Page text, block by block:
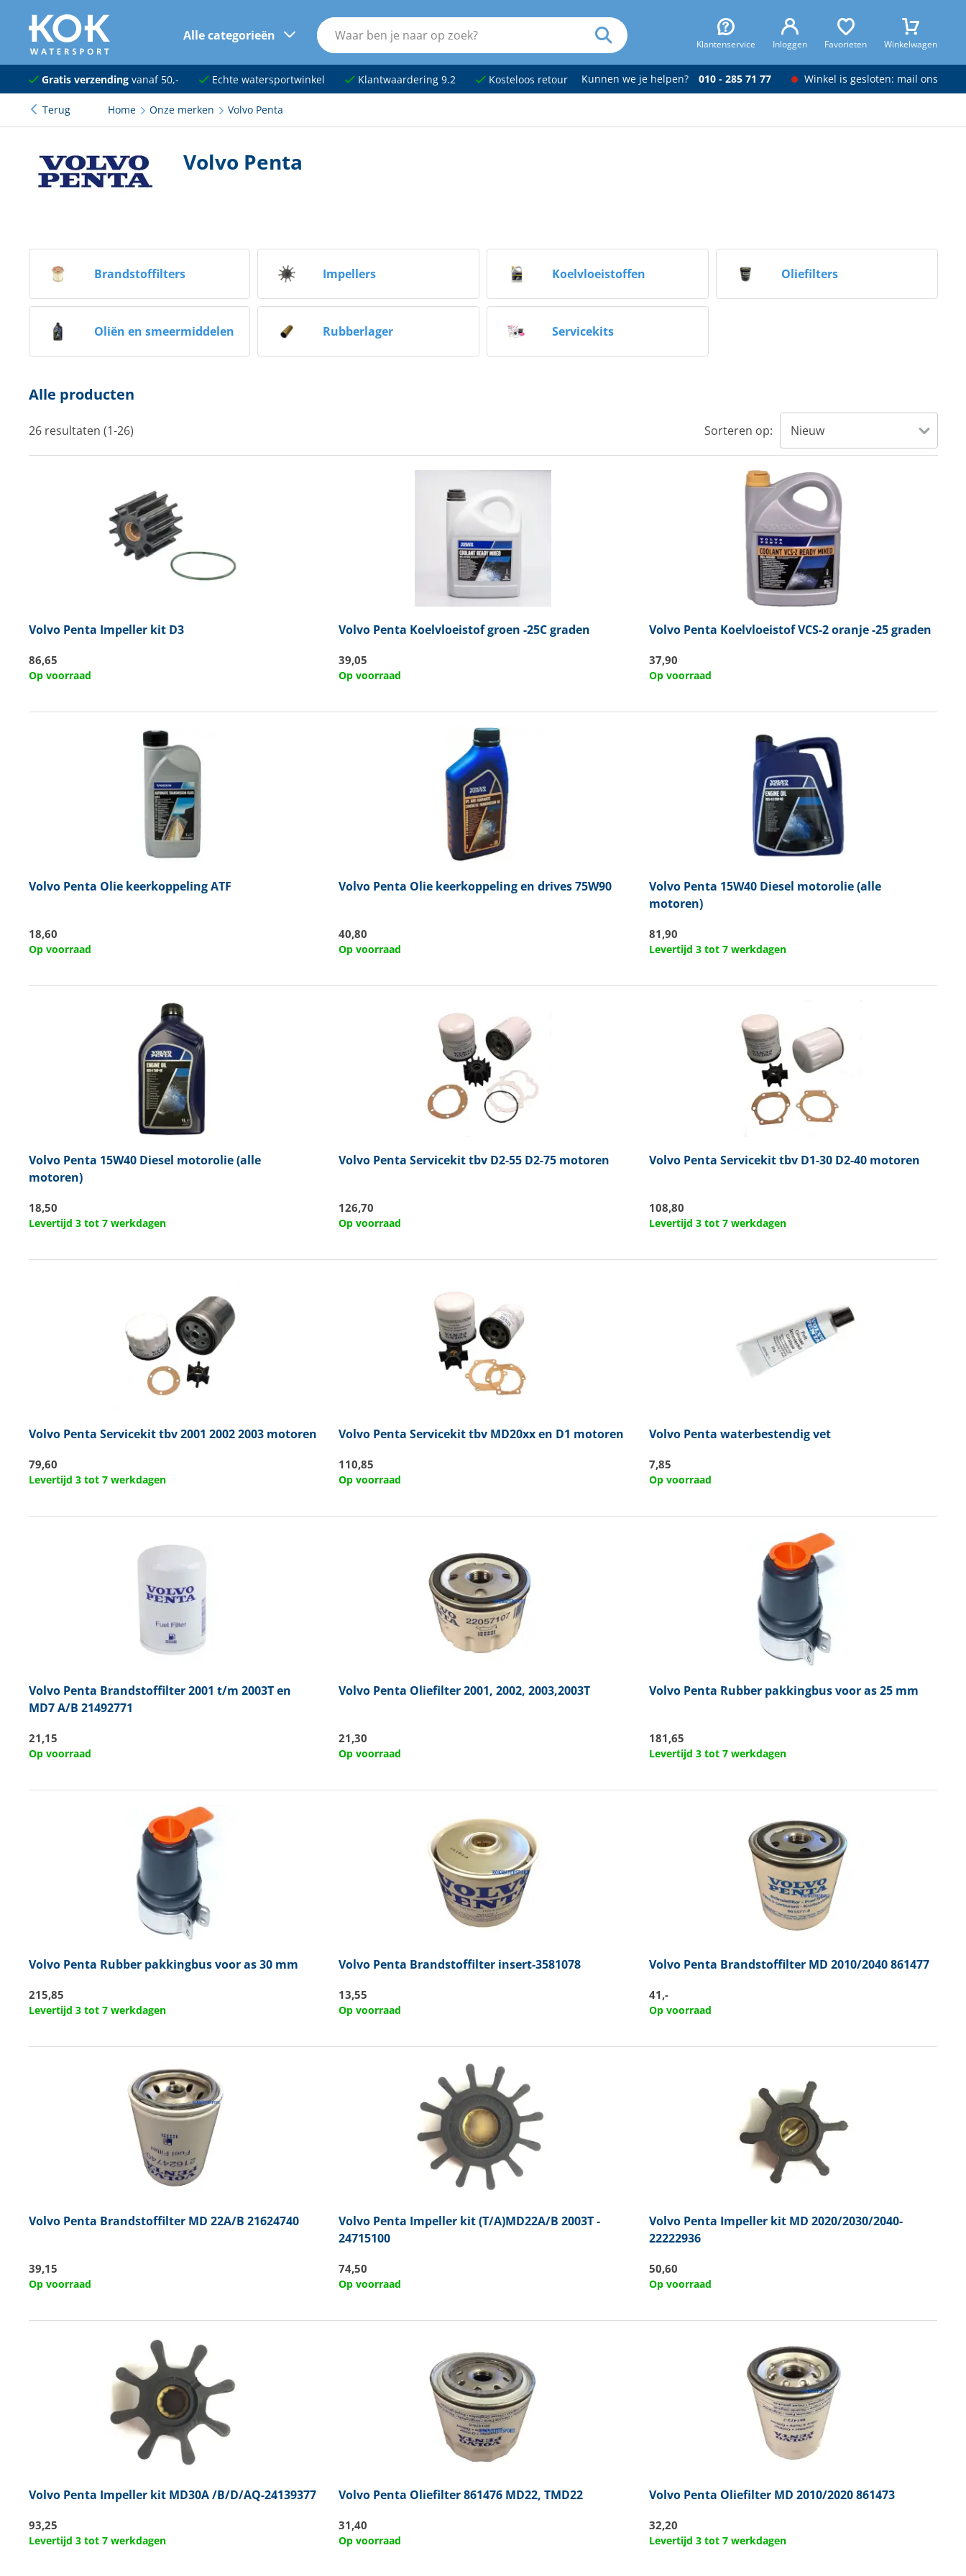
naar hoofdinhoud
Alle categorieën
Klantenservice Inloggen Favorieten Winkelwagen
Navigatie
Dekuitrusting
Onderhoud en verf
Sanitair
Kajuit en kombuis
Techniek en motor
Veiligheid
Boten, toebehoren en fun
Gratis verzendingvanaf 50,- Echte watersportwinkel Klantwaardering 9.2 Kosteloos retour Kunnen we je helpen? 010 - 285 71 77 Winkel is gesloten: mail ons
Terug Home Onze merken Volvo Penta
Volvo Penta
Brandstoffilters Impellers Koelvloeistoffen Oliefilters
Oliën en smeermiddelen Rubberlager Servicekits
Alle producten
26 resultaten (1-26) Sorteren op:
Volvo Penta Impeller kit D3
86,65
Op voorraad
Volvo Penta Koelvloeistof groen -25C graden
39,05
Op voorraad
Volvo Penta Koelvloeistof VCS-2 oranje -25 graden
37,90
Op voorraad
Volvo Penta Olie keerkoppeling ATF
18,60
Op voorraad
Volvo Penta Olie keerkoppeling en drives 75W90
40,80
Op voorraad
Volvo Penta 15W40 Diesel motorolie (alle
motoren)
81,90
Levertijd 3 tot 7 werkdagen
Volvo Penta 15W40 Diesel motorolie (alle
motoren)
18,50
Levertijd 3 tot 7 werkdagen
Volvo Penta Servicekit tbv D2-55 D2-75 motoren
126,70
Op voorraad
Volvo Penta Servicekit tbv D1-30 D2-40 motoren
108,80
Levertijd 3 tot 7 werkdagen
Volvo Penta Servicekit tbv 2001 2002 2003 motoren
79,60
Levertijd 3 tot 7 werkdagen
Volvo Penta Servicekit tbv MD20xx en D1 motoren
110,85
Op voorraad
Volvo Penta waterbestendig vet
7,85
Op voorraad
Volvo Penta Brandstoffilter 2001 t/m 2003T en
MD7 A/B 21492771
21,15
Op voorraad
Volvo Penta Oliefilter 2001, 2002, 2003,2003T
21,30
Op voorraad
Volvo Penta Rubber pakkingbus voor as 25 mm
181,65
Levertijd 3 tot 7 werkdagen
Volvo Penta Rubber pakkingbus voor as 30 mm
215,85
Levertijd 3 tot 7 werkdagen
Volvo Penta Brandstoffilter insert-3581078
13,55
Op voorraad
Volvo Penta Brandstoffilter MD 2010/2040 861477
41,-
Op voorraad
Volvo Penta Brandstoffilter MD 22A/B 21624740
39,15
Op voorraad
Volvo Penta Impeller kit (T/A)MD22A/B 2003T -
24715100
74,50
Op voorraad
Volvo Penta Impeller kit MD 2020/2030/2040-
22222936
50,60
Op voorraad
Volvo Penta Impeller kit MD30A /B/D/AQ-24139377
93,25
Levertijd 3 tot 7 werkdagen
Volvo Penta Oliefilter 861476 MD22, TMD22
31,40
Op voorraad
Volvo Penta Oliefilter MD 2010/2020 861473
32,20
Levertijd 3 tot 7 werkdagen